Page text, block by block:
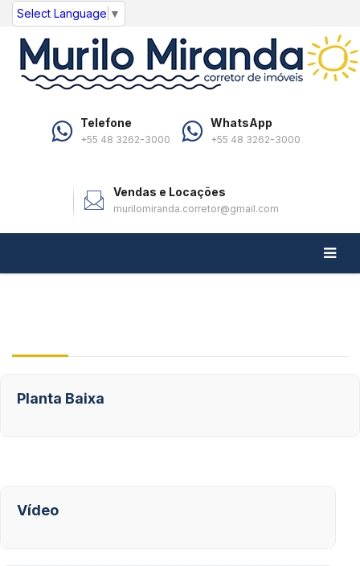
Select Language ▼
Telefone
+55 48 3262-3000
WhatsApp
+55 48 3262-3000
Vendas e Locações
murilomiranda.corretor@gmail.com
Planta Baixa
Vídeo